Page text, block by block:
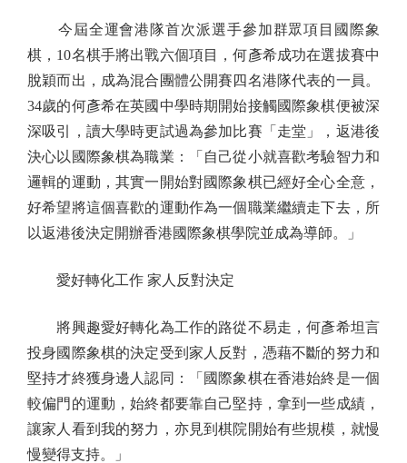
今屆全運會港隊首次派選手參加群眾項目國際象
棋，10名棋手將出戰六個項目，何彥希成功在選拔賽中
脫穎而出，成為混合團體公開賽四名港隊代表的一員。
34歲的何彥希在英國中學時期開始接觸國際象棋便被深
深吸引，讀大學時更試過為參加比賽「走堂」，返港後
決心以國際象棋為職業：「自己從小就喜歡考驗智力和
邏輯的運動，其實一開始對國際象棋已經好全心全意，
好希望將這個喜歡的運動作為一個職業繼續走下去，所
以返港後決定開辦香港國際象棋學院並成為導師。」
愛好轉化工作 家人反對決定
將興趣愛好轉化為工作的路從不易走，何彥希坦言
投身國際象棋的決定受到家人反對，憑藉不斷的努力和
堅持才終獲身邊人認同：「國際象棋在香港始終是一個
較偏門的運動，始終都要靠自己堅持，拿到一些成績，
讓家人看到我的努力，亦見到棋院開始有些規模，就慢
慢變得支持。」